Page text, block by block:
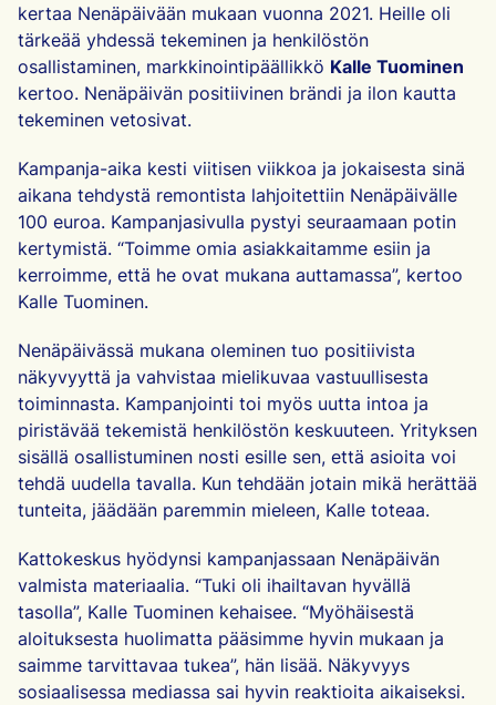
kertaa Nenäpäivään mukaan vuonna 2021. Heille oli
tärkeää yhdessä tekeminen ja henkilöstön
osallistaminen, markkinointipäällikkö Kalle Tuominen
kertoo. Nenäpäivän positiivinen brändi ja ilon kautta
tekeminen vetosivat.
Kampanja-aika kesti viitisen viikkoa ja jokaisesta sinä
aikana tehdystä remontista lahjoitettiin Nenäpäivälle
100 euroa. Kampanjasivulla pystyi seuraamaan potin
kertymistä. “Toimme omia asiakkaitamme esiin ja
kerroimme, että he ovat mukana auttamassa”, kertoo
Kalle Tuominen.
Nenäpäivässä mukana oleminen tuo positiivista
näkyvyyttä ja vahvistaa mielikuvaa vastuullisesta
toiminnasta. Kampanjointi toi myös uutta intoa ja
piristävää tekemistä henkilöstön keskuuteen. Yrityksen
sisällä osallistuminen nosti esille sen, että asioita voi
tehdä uudella tavalla. Kun tehdään jotain mikä herättää
tunteita, jäädään paremmin mieleen, Kalle toteaa.
Kattokeskus hyödynsi kampanjassaan Nenäpäivän
valmista materiaalia. “Tuki oli ihailtavan hyvällä
tasolla”, Kalle Tuominen kehaisee. “Myöhäisestä
aloituksesta huolimatta pääsimme hyvin mukaan ja
saimme tarvittavaa tukea”, hän lisää. Näkyvyys
sosiaalisessa mediassa sai hyvin reaktioita aikaiseksi.